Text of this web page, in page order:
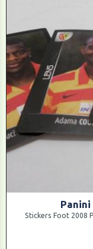
Stickers Foot 2008